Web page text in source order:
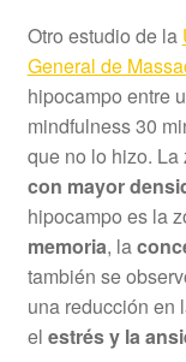
Otro estudio de la
General de
hipocampo entre
mindfulness 30
que no lo hizo.
con mayor
hipocampo es la
memoria, la
también se
una reducción en
el estrés y la